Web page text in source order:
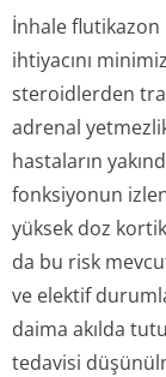
İnhale
ihtiyacını
steroidlerden
adrenal
hastaların
fonksiyonun
yüksek doz
da bu risk
ve elektif
daima akılda
tedavisi